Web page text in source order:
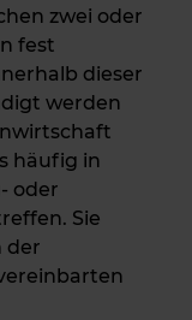
zwei oder
fest
dieser
werden
häufig in
oder
Sie
der